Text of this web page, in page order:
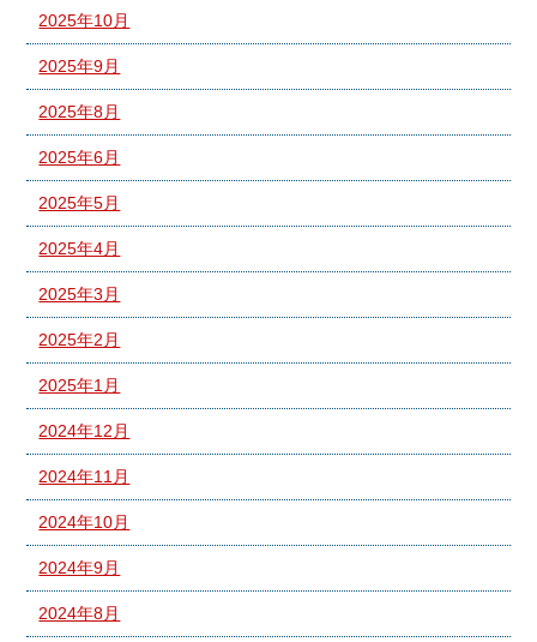
2025年10月
2025年9月
2025年8月
2025年6月
2025年5月
2025年4月
2025年3月
2025年2月
2025年1月
2024年12月
2024年11月
2024年10月
2024年9月
2024年8月